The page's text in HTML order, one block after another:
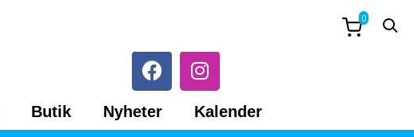
Butik Nyheter Kalender
0